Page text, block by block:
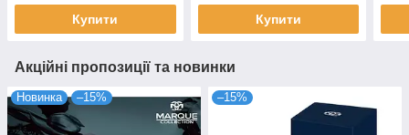
Купити Купити
Акційні пропозиції та новинки
Новинка –15% –15%